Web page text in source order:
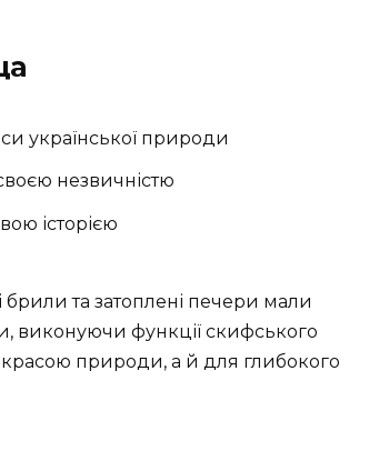
української природи
незвичністю
історією
та затоплені печери мали
виконуючи функції скифського
природи, а й для глибокого